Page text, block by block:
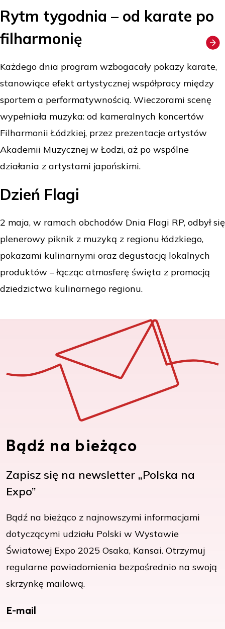
Rytm tygodnia – od karate po
filharmonię
Każdego dnia program wzbogacały pokazy karate,
stanowiące efekt artystycznej współpracy między
sportem a performatywnością. Wieczorami scenę
wypełniała muzyka: od kameralnych koncertów
Filharmonii Łódzkiej, przez prezentacje artystów
Akademii Muzycznej w Łodzi, aż po wspólne
działania z artystami japońskimi.
Dzień Flagi
2 maja, w ramach obchodów Dnia Flagi RP, odbył się
plenerowy piknik z muzyką z regionu łódzkiego,
pokazami kulinarnymi oraz degustacją lokalnych
produktów – łącząc atmosferę święta z promocją
dziedzictwa kulinarnego regionu.
Bądź na bieżąco
Zapisz się na newsletter „Polska na
Expo”
Bądź na bieżąco z najnowszymi informacjami
dotyczącymi udziału Polski w Wystawie
Światowej Expo 2025 Osaka, Kansai. Otrzymuj
regularne powiadomienia bezpośrednio na swoją
skrzynkę mailową.
E-mail